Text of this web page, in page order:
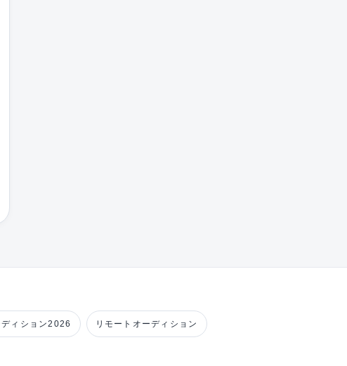
ィション2026 リモートオーディション